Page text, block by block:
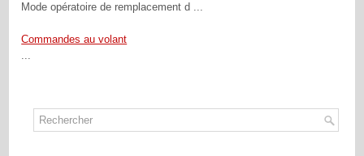
Mode opératoire de remplacement d ...
Commandes au volant
...